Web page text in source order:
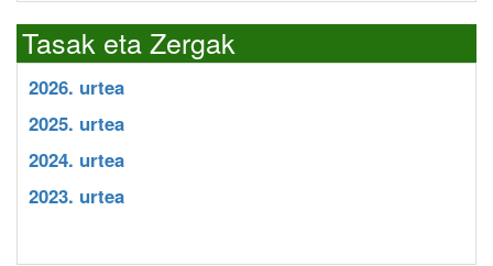
Tasak eta Zergak
2026. urtea
2025. urtea
2024. urtea
2023. urtea